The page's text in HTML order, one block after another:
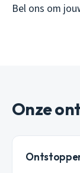
Bel ons om
Onze